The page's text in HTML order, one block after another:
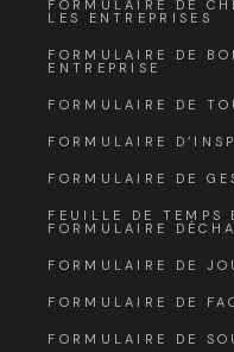
FORMULAIRE DE
LES ENTREPRISES
FORMULAIRE DE
ENTREPRISE
FORMULAIRE DE
FORMULAIRE
FORMULAIRE DE
FEUILLE DE TEMPS
FORMULAIRE
FORMULAIRE DE
FORMULAIRE DE
FORMULAIRE DE